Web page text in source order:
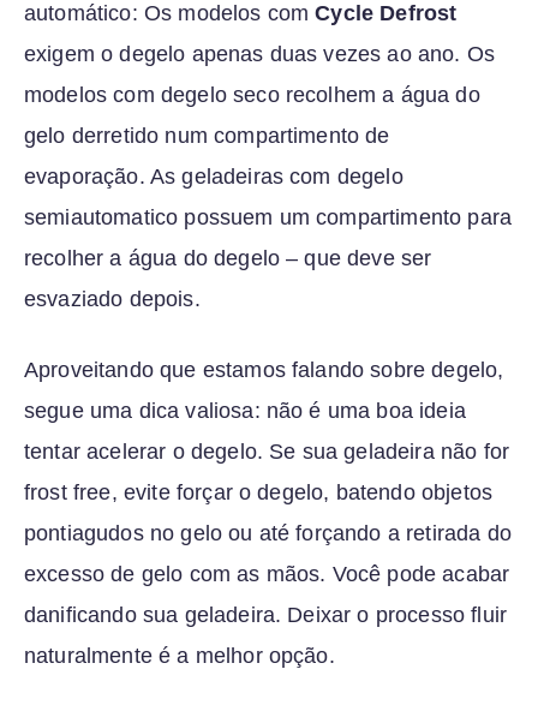
automático: Os modelos comCycle Defrost
exigem o degelo apenas duas vezes ao ano. Os
modelos com degelo seco recolhem a água do
gelo derretido num compartimento de
evaporação. As geladeiras com degelo
semiautomatico possuem um compartimento para
recolher a água do degelo – que deve ser
esvaziado depois.
Aproveitando que estamos falando sobre degelo,
segue uma dica valiosa: não é uma boa ideia
tentar acelerar o degelo. Se sua geladeira não for
frost free, evite forçar o degelo, batendo objetos
pontiagudos no gelo ou até forçando a retirada do
excesso de gelo com as mãos. Você pode acabar
danificando sua geladeira. Deixar o processo fluir
naturalmente é a melhor opção.